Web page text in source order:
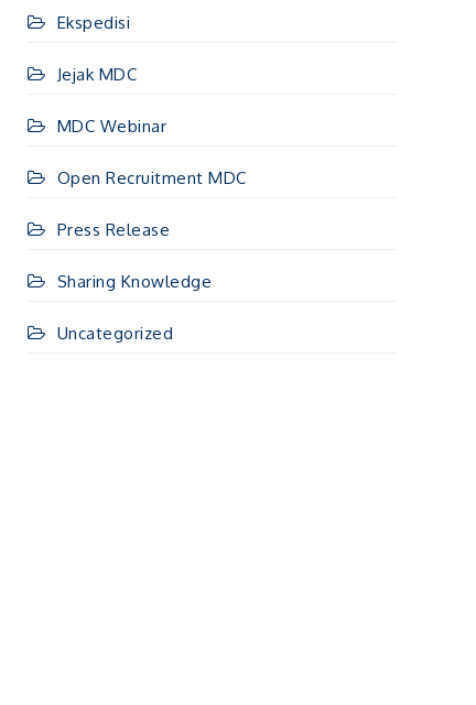
Ekspedisi
Jejak MDC
MDC Webinar
Open Recruitment MDC
Press Release
Sharing Knowledge
Uncategorized